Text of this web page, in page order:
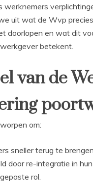
werknemers
uit wat de Wvp
doorlopen en wat dit
betekent.
van de
om:
sneller terug te
door re-integratie in
rol.